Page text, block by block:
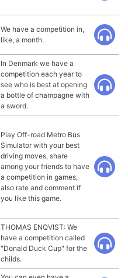
We have a competition in,
like, a month.
In Denmark we have a
competition each year to
see who is best at opening
a bottle of champagne with
a sword.
Play Off-road Metro Bus
Simulator with your best
driving moves, share
among your friends to have
a competition in games,
also rate and comment if
you like this game.
THOMAS ENQVIST: We
have a competition called
"Donald Duck Cup" for the
childs.